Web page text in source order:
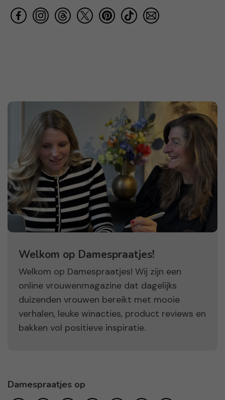
Welkom op Damespraatjes!
Welkom op Damespraatjes! Wij zijn een
online vrouwenmagazine dat dagelijks
duizenden vrouwen bereikt met mooie
verhalen, leuke winacties, product reviews en
bakken vol positieve inspiratie.
Damespraatjes op